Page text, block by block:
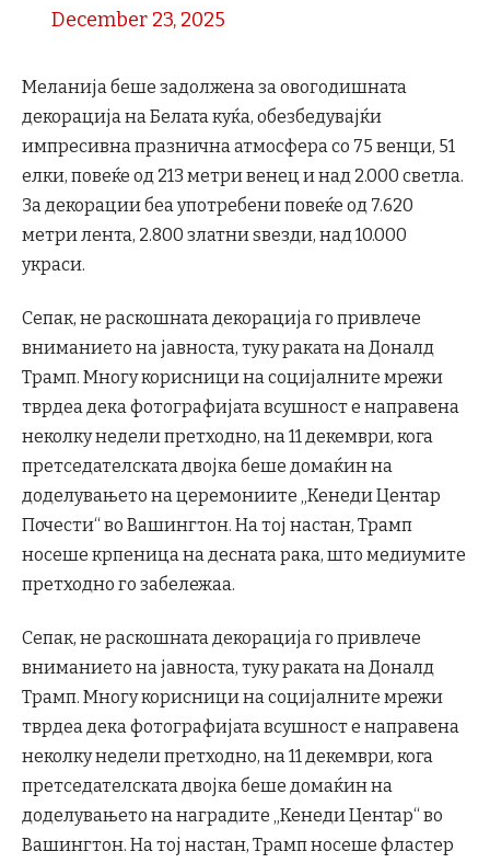
December 23, 2025
Меланија беше задолжена за овогодишната
декорација на Белата куќа, обезбедувајќи
импресивна празнична атмосфера со 75 венци, 51
елки, повеќе од 213 метри венец и над 2.000 светла.
За декорации беа употребени повеќе од 7.620
метри лента, 2.800 златни ѕвезди, над 10.000
украси.
Сепак, не раскошната декорација го привлече
вниманието на јавноста, туку раката на Доналд
Трамп. Многу корисници на социјалните мрежи
тврдеа дека фотографијата всушност е направена
неколку недели претходно, на 11 декември, кога
претседателската двојка беше домаќин на
доделувањето на церемониите „Кенеди Центар
Почести“ во Вашингтон. На тој настан, Трамп
носеше крпеница на десната рака, што медиумите
претходно го забележаа.
Сепак, не раскошната декорација го привлече
вниманието на јавноста, туку раката на Доналд
Трамп. Многу корисници на социјалните мрежи
тврдеа дека фотографијата всушност е направена
неколку недели претходно, на 11 декември, кога
претседателската двојка беше домаќин на
доделувањето на наградите „Кенеди Центар“ во
Вашингтон. На тој настан, Трамп носеше фластер